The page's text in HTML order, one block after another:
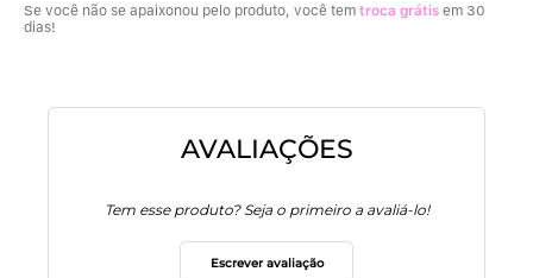
Se você não se apaixonou pelo produto, você tem troca grátis em 30
dias!
AVALIAÇÕES
Tem esse produto? Seja o primeiro a avaliá-lo!
Escrever avaliação